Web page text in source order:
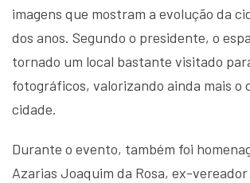
imagens que mostram a evolução da
dos anos. Segundo o presidente, o
tornado um local bastante visitado
fotográficos, valorizando ainda mais o
cidade.
Durante o evento, também foi
Azarias Joaquim da Rosa, ex-